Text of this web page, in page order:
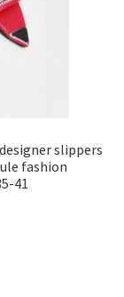
slippers
fashion
41